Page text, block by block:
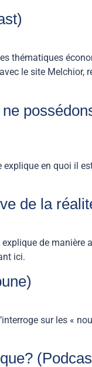
thématiques
le site Melchior,
en quoi il
de la
de
ici.
sur les «